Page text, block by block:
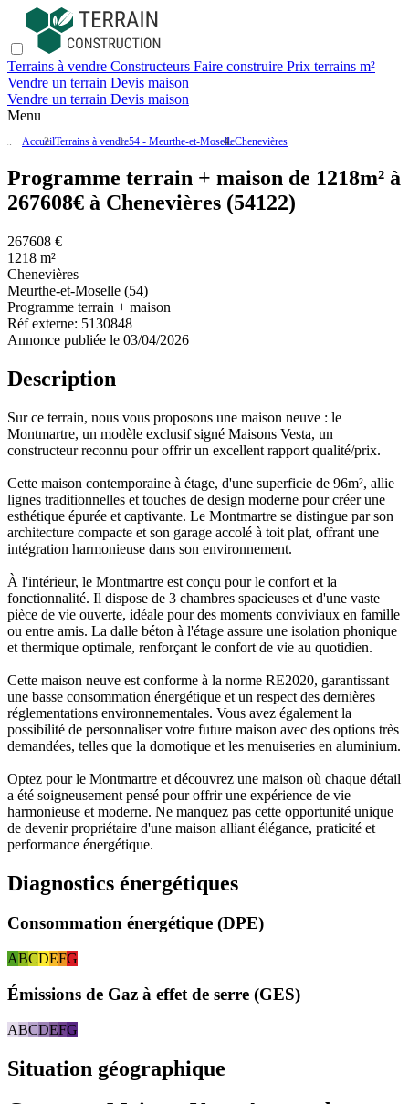
Terrains à vendre Constructeurs Faire construire Prix terrains m²
Vendre un terrain Devis maison
Vendre un terrain Devis maison
Menu
AccueilTerrains à vendre54 - Meurthe-et-MoselleChenevières
Programme terrain + maison de 1218m² à
267608€ à Chenevières (54122)
267608 €
1218 m²
Chenevières
Meurthe-et-Moselle (54)
Programme terrain + maison
Réf externe: 5130848
Annonce publiée le 03/04/2026
Description
Sur ce terrain, nous vous proposons une maison neuve : le
Montmartre, un modèle exclusif signé Maisons Vesta, un
constructeur reconnu pour offrir un excellent rapport qualité/prix.
Cette maison contemporaine à étage, d'une superficie de 96m², allie
lignes traditionnelles et touches de design moderne pour créer une
esthétique épurée et captivante. Le Montmartre se distingue par son
architecture compacte et son garage accolé à toit plat, offrant une
intégration harmonieuse dans son environnement.
À l'intérieur, le Montmartre est conçu pour le confort et la
fonctionnalité. Il dispose de 3 chambres spacieuses et d'une vaste
pièce de vie ouverte, idéale pour des moments conviviaux en famille
ou entre amis. La dalle béton à l'étage assure une isolation phonique
et thermique optimale, renforçant le confort de vie au quotidien.
Cette maison neuve est conforme à la norme RE2020, garantissant
une basse consommation énergétique et un respect des dernières
réglementations environnementales. Vous avez également la
possibilité de personnaliser votre future maison avec des options très
demandées, telles que la domotique et les menuiseries en aluminium.
Optez pour le Montmartre et découvrez une maison où chaque détail
a été soigneusement pensé pour offrir une expérience de vie
harmonieuse et moderne. Ne manquez pas cette opportunité unique
de devenir propriétaire d'une maison alliant élégance, praticité et
performance énergétique.
Diagnostics énergétiques
Consommation énergétique (DPE)
ABCDEFG
Émissions de Gaz à effet de serre (GES)
ABCDEFG
Situation géographique